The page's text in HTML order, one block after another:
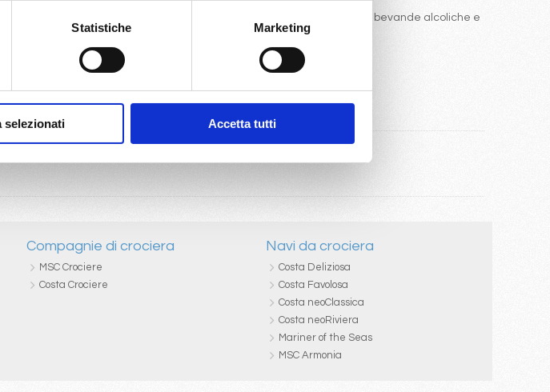
Statistiche Marketing
selezionati Accetta tutti
bevande Easy 24/24, che comprende una ottima selezione di bevande alcoliche e
Compagnie di crociera
MSC Crociere
Costa Crociere
Navi da crociera
Costa Deliziosa
Costa Favolosa
Costa neoClassica
Costa neoRiviera
Mariner of the Seas
MSC Armonia